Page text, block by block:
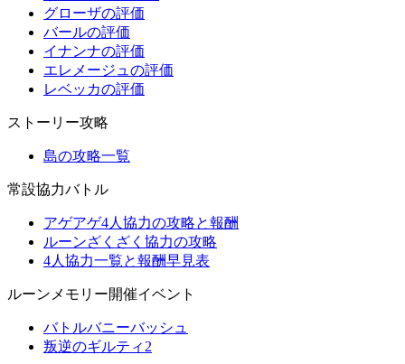
グローザの評価
バールの評価
イナンナの評価
エレメージュの評価
レベッカの評価
ストーリー攻略
島の攻略一覧
常設協力バトル
アゲアゲ4人協力の攻略と報酬
ルーンざくざく協力の攻略
4人協力一覧と報酬早見表
ルーンメモリー開催イベント
バトルバニーバッシュ
叛逆のギルティ2